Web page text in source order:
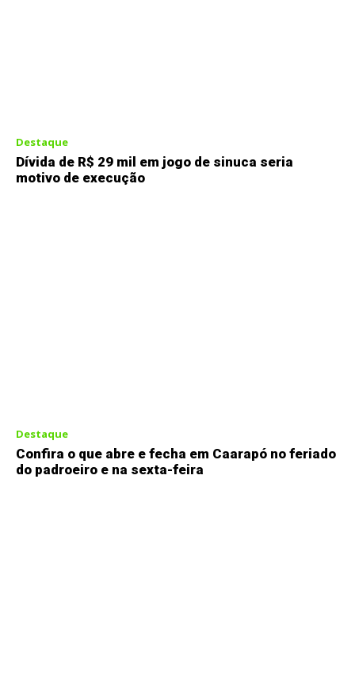
Destaque
Dívida de R$ 29 mil em jogo de sinuca seria
motivo de execução
Destaque
Confira o que abre e fecha em Caarapó no feriado
do padroeiro e na sexta-feira